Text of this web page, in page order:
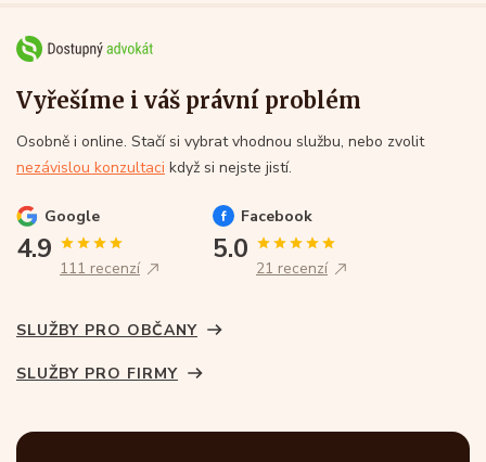
Vyřešíme i váš právní problém
Osobně i online. Stačí si vybrat vhodnou službu, nebo zvolit
nezávislou konzultaci když si nejste jistí.
Google
4.9
111 recenzí
Facebook
5.0
21 recenzí
SLUŽBY PRO OBČANY
SLUŽBY PRO FIRMY